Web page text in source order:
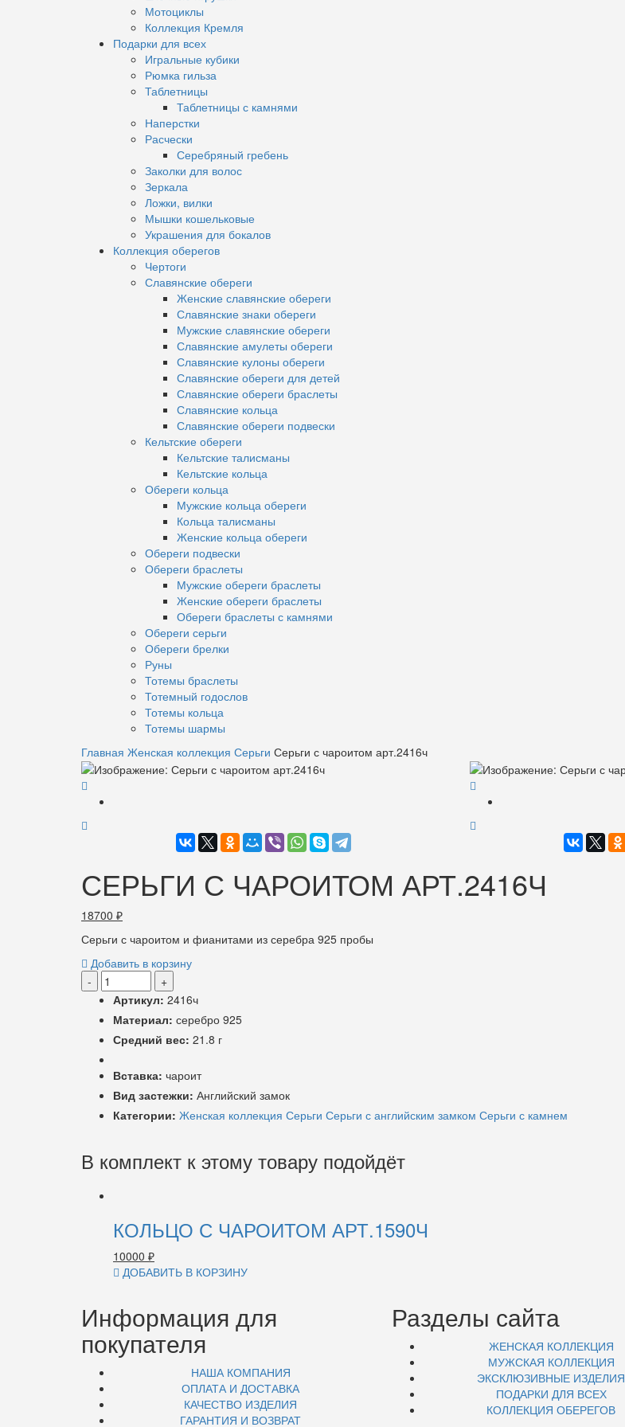
Мотоциклы
Коллекция Кремля
Подарки для всех
Игральные кубики
Рюмка гильза
Таблетницы
Таблетницы с камнями
Наперстки
Расчески
Серебряный гребень
Заколки для волос
Зеркала
Ложки, вилки
Мышки кошельковые
Украшения для бокалов
Коллекция оберегов
Чертоги
Славянские обереги
Женские славянские обереги
Славянские знаки обереги
Мужские славянские обереги
Славянские амулеты обереги
Славянские кулоны обереги
Славянские обереги для детей
Славянские обереги браслеты
Славянские кольца
Славянские обереги подвески
Кельтские обереги
Кельтские талисманы
Кельтские кольца
Обереги кольца
Мужские кольца обереги
Кольца талисманы
Женские кольца обереги
Обереги подвески
Обереги браслеты
Мужские обереги браслеты
Женские обереги браслеты
Обереги браслеты с камнями
Обереги серьги
Обереги брелки
Руны
Тотемы браслеты
Тотемный годослов
Тотемы кольца
Тотемы шармы
Главная Женская коллекция Серьги Серьги с чароитом арт.2416ч
СЕРЬГИ С ЧАРОИТОМ АРТ.2416Ч
18700 ₽
Серьги с чароитом и фианитами из серебра 925 пробы
Добавить в корзину
-
+
Артикул: 2416ч
Материал: серебро 925
Средний вес: 21.8 г
Вставка: чароит
Вид застежки: Английский замок
Категории: Женская коллекция Серьги Серьги с английским замком Серьги с камнем
В комплект к этому товару подойдёт
КОЛЬЦО С ЧАРОИТОМ АРТ.1590Ч
10000 ₽
ДОБАВИТЬ В КОРЗИНУ
Информация для
покупателя
НАША КОМПАНИЯ
ОПЛАТА И ДОСТАВКА
КАЧЕСТВО ИЗДЕЛИЯ
ГАРАНТИЯ И ВОЗВРАТ
Разделы сайта
ЖЕНСКАЯ КОЛЛЕКЦИЯ
МУЖСКАЯ КОЛЛЕКЦИЯ
ЭКСКЛЮЗИВНЫЕ ИЗДЕЛИЯ
ПОДАРКИ ДЛЯ ВСЕХ
КОЛЛЕКЦИЯ ОБЕРЕГОВ